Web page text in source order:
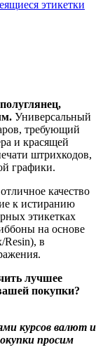
этикетки
Универсальный
требующий
и красящей
штрихкодов,
графики.
качество
к истиранию
этикетках
на основе
Resin), в
лучшее
покупки?
курсов валют и
просим